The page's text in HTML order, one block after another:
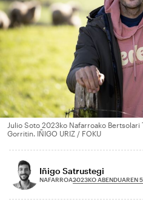
Julio Soto 2023ko Nafarroako Bertsolari
Gorritin. IÑIGO URIZ / FOKU
Iñigo Satrustegi
NAFARROA2023KO ABENDUAREN